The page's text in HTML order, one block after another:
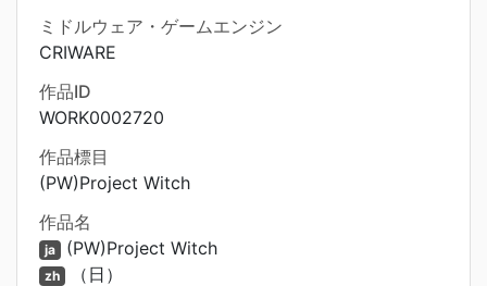
ミドルウェア・ゲームエンジン
CRIWARE
作品ID
WORK0002720
作品標目
(PW)Project Witch
作品名
ja (PW)Project Witch
zh （日）